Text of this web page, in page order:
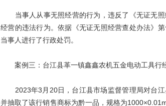
当事人从事无照经营的行为，违反了《无证无照
经营的违法行为。依据《无证无照经营查处办法》
当事人进行了行政处罚。
案例三：台江县革一镇鑫鑫农机五金电动工具行
2023年3月20日，台江县市场监督管理局对台江
并抽取了该行销售商标为黔一品，规格为